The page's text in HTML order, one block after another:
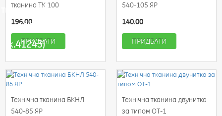
тканина ТК
100
(к.41243)
тканина ТК 100
196.00
ПРИДБАТИ
540-105 ЯР
140.00
ПРИДБАТИ
Технічна тканина БКНЛ
540-85 ЯР
Технічна тканина двунитка
за типом ОТ-1